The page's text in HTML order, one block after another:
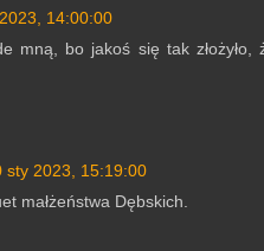
14:00:00
mną, bo jakoś się tak złożyło,
sty 2023, 15:19:00
małżeństwa Dębskich.